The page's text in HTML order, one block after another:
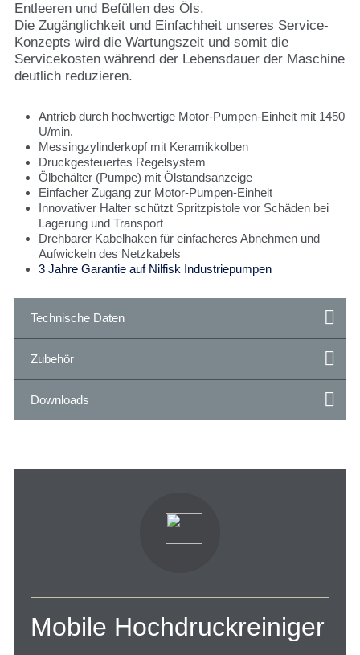
Entleeren und Befüllen des Öls.
Die Zugänglichkeit und Einfachheit unseres Service-
Konzepts wird die Wartungszeit und somit die
Servicekosten während der Lebensdauer der Maschine
deutlich reduzieren.
Antrieb durch hochwertige Motor-Pumpen-Einheit mit 1450
U/min.
Messingzylinderkopf mit Keramikkolben
Druckgesteuertes Regelsystem
Ölbehälter (Pumpe) mit Ölstandsanzeige
Einfacher Zugang zur Motor-Pumpen-Einheit
Innovativer Halter schützt Spritzpistole vor Schäden bei
Lagerung und Transport
Drehbarer Kabelhaken für einfacheres Abnehmen und
Aufwickeln des Netzkabels
3 Jahre Garantie auf Nilfisk Industriepumpen
Technische Daten
Zubehör
Downloads
Mobile Hochdruckreiniger